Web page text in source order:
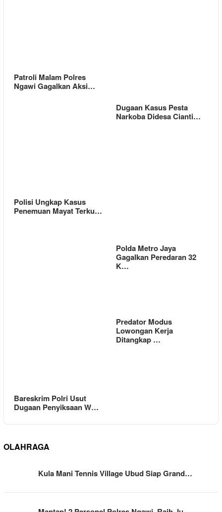
Patroli Malam Polres
Ngawi Gagalkan Aksi…
Dugaan Kasus Pesta
Narkoba Didesa Cianti…
Polisi Ungkap Kasus
Penemuan Mayat Terku…
Polda Metro Jaya
Gagalkan Peredaran 32
K…
Bareskrim Polri Usut
Dugaan Penyiksaan W…
Predator Modus
Lowongan Kerja
Ditangkap …
OLAHRAGA
Kula Mani Tennis Village Ubud Siap Grand…